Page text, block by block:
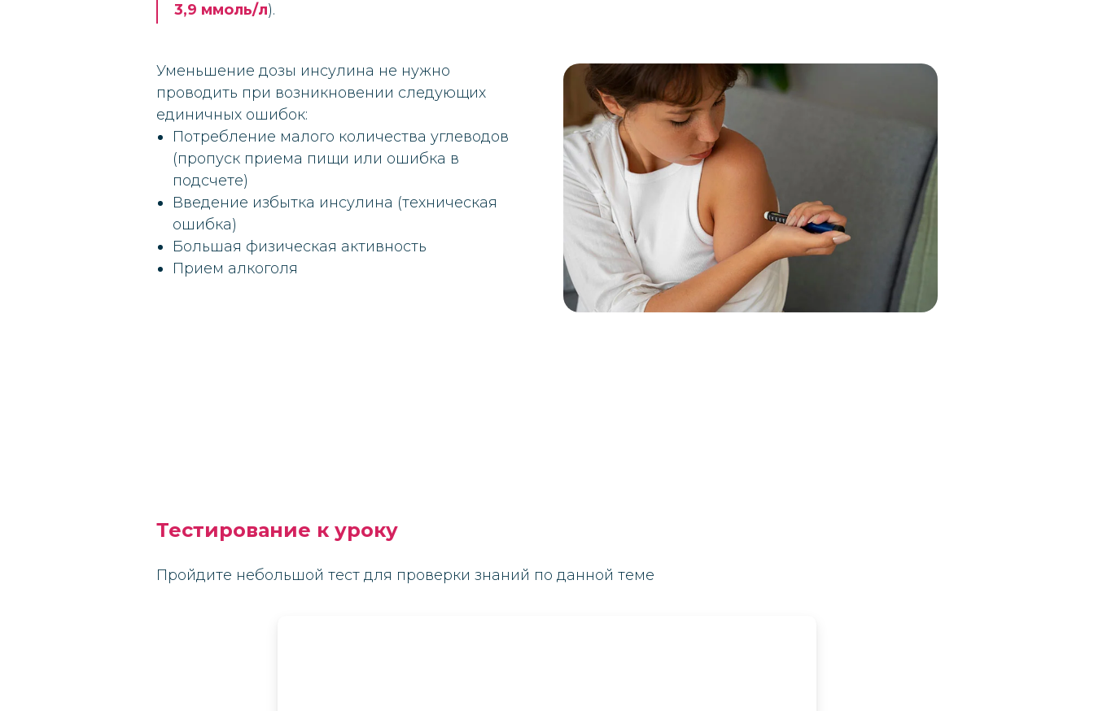
3,9 ммоль/л).
Уменьшение дозы инсулина не нужно
проводить при возникновении следующих
единичных ошибок:
Потребление малого количества углеводов
(пропуск приема пищи или ошибка в
подсчете)
Введение избытка инсулина (техническая
ошибка)
Большая физическая активность
Прием алкоголя
Тестирование к уроку
Пройдите небольшой тест для проверки знаний по данной теме